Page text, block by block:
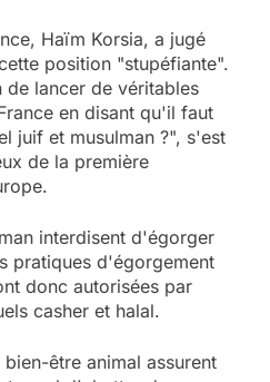
Haïm Korsia, a jugé
position "stupéfiante".
lancer de véritables
en disant qu'il faut
juif et musulman ?", s'est
de la première
interdisent d'égorger
pratiques d'égorgement
donc autorisées par
casher et halal.
être animal assurent
l’année la plus